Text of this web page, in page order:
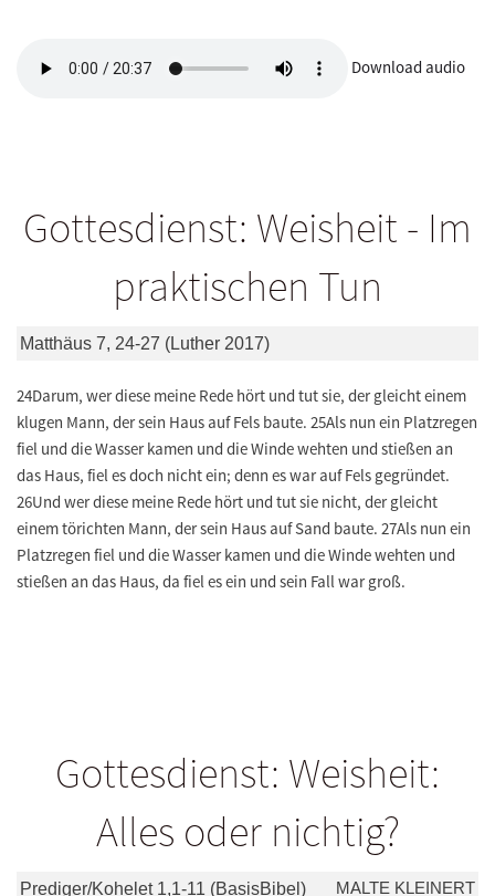
Download audio
Gottesdienst: Weisheit - Im
praktischen Tun
Matthäus 7, 24-27 (Luther 2017)
24Darum, wer diese meine Rede hört und tut sie, der gleicht einem
klugen Mann, der sein Haus auf Fels baute. 25Als nun ein Platzregen
fiel und die Wasser kamen und die Winde wehten und stießen an
das Haus, fiel es doch nicht ein; denn es war auf Fels gegründet.
26Und wer diese meine Rede hört und tut sie nicht, der gleicht
einem törichten Mann, der sein Haus auf Sand baute. 27Als nun ein
Platzregen fiel und die Wasser kamen und die Winde wehten und
stießen an das Haus, da fiel es ein und sein Fall war groß.
Gottesdienst: Weisheit:
Alles oder nichtig?
Prediger/Kohelet 1,1-11 (BasisBibel) MALTE KLEINERT